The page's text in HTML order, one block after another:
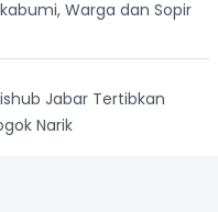
Warga dan Sopir
Jabar Tertibkan
Narik